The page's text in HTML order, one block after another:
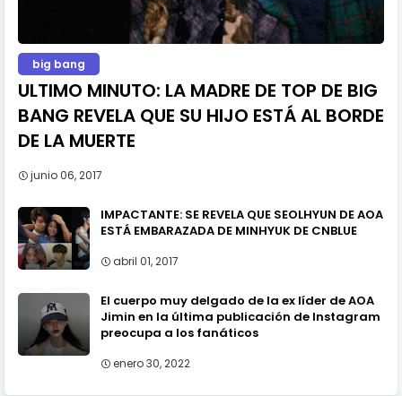
big bang
ULTIMO MINUTO: LA MADRE DE TOP DE BIG
BANG REVELA QUE SU HIJO ESTÁ AL BORDE
DE LA MUERTE
junio 06, 2017
IMPACTANTE: SE REVELA QUE SEOLHYUN DE AOA
ESTÁ EMBARAZADA DE MINHYUK DE CNBLUE
abril 01, 2017
El cuerpo muy delgado de la ex líder de AOA
Jimin en la última publicación de Instagram
preocupa a los fanáticos
enero 30, 2022